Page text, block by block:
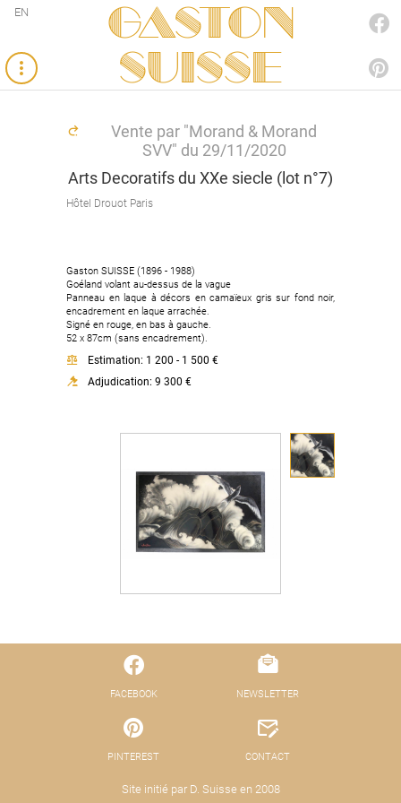
Gaston
SUISSE
EN
Vente par "Morand & Morand
SVV" du 29/11/2020
Arts Decoratifs du XXe siecle (lot n°7)
Hôtel Drouot Paris
Gaston SUISSE (1896 - 1988)
Goéland volant au-dessus de la vague
Panneau en laque à décors en camaïeux gris sur fond noir,
encadrement en laque arrachée.
Signé en rouge, en bas à gauche.
52 x 87cm (sans encadrement).
Estimation: 1 200 - 1 500 €
Adjudication: 9 300 €
FACEBOOK
PINTEREST
Site initié par D. Suisse en 2008
NEWSLETTER
CONTACT